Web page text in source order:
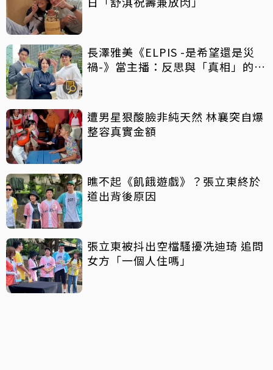
長澤雅美《ELPIS -是希望還是災
禍-》當主播：反思與「真相」的距
遭男星狠酸臉非純天然 林襄突自爆
整容真實金額
瞧不起《飢餓遊戲》？張立東終於
道出背後原因
張立東被抖出空檔騷擾冼迪琦 追問
女方「一個人住嗎」